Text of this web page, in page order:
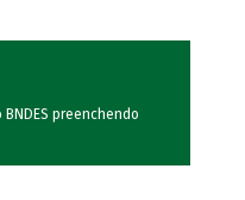
preenchendo